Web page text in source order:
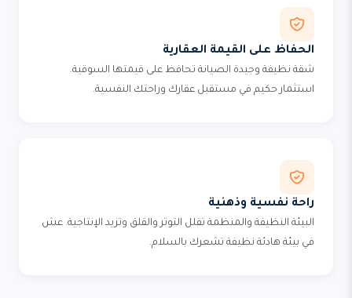
الحفاظ على القيمة العقارية
شقة نظيفة وجيدة الصيانة تحافظ على قيمتها السوقية.
استثمار حكيم في مستقبل عقارك وراحتك النفسية.
راحة نفسية وذهنية
البيئة النظيفة والمنظمة تقلل التوتر والقلق وتزيد الإنتاجية. عش
في بيئة هادئة نظيفة تشعرك بالسلام.